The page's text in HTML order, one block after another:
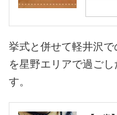
挙式と併せて軽井沢
を星野エリアで過ご
す。